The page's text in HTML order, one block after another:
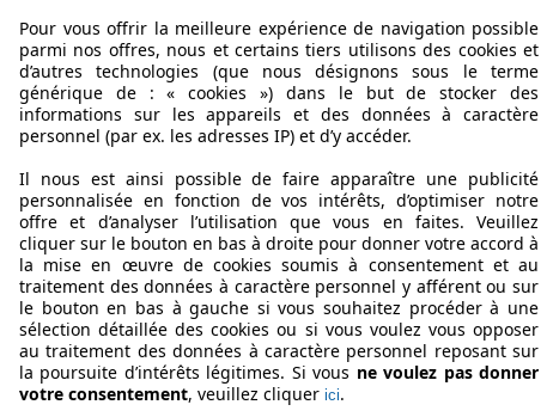
fabrication Puissance Ø Consommation
04 80 KW (109 PS) 8.7 l/100km
04
04 80 KW (109 PS) 8.7 l/100km
Spécifications techniques
Pour vous offrir la meilleure expérience de navigation possible
parmi nos offres, nous et certains tiers utilisons des cookies et
d’autres technologies (que nous désignons sous le terme
générique de : « cookies ») dans le but de stocker des
informations sur les appareils et des données à caractère
personnel (par ex. les adresses IP) et d’y accéder.
Il nous est ainsi possible de faire apparaître une publicité
personnalisée en fonction de vos intérêts, d’optimiser notre
offre et d’analyser l’utilisation que vous en faites. Veuillez
cliquer sur le bouton en bas à droite pour donner votre accord à
la mise en œuvre de cookies soumis à consentement et au
traitement des données à caractère personnel y afférent ou sur
le bouton en bas à gauche si vous souhaitez procéder à une
sélection détaillée des cookies ou si vous voulez vous opposer
au traitement des données à caractère personnel reposant sur
la poursuite d’intérêts légitimes. Si vous ne voulez pas donner
votre consentement, veuillez cliquer ici.